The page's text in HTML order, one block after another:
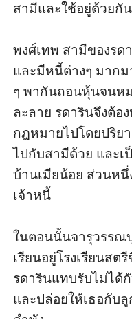
สามีและใช้อยู่ด้วยกั
พงศ์เทพ สามีของรด
และมีหนี้ต่างๆ มาก
ๆ พากันถอนหุ้นจนห
ละลาย รดารินจึงต้อ
กฎหมายไปโดยปริย
ไปกับสามีด้วย และเ
บ้านเมียน้อย ส่วนห
เจ้าหนี้
ในตอนนั้นจารุวรรณ
เรียนอยู่โรงเรียนสต
รดารินแทบรับไม่ได้
และปล่อยให้เธอกับ